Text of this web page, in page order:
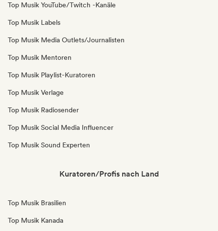
Top Musik YouTube/Twitch -Kanäle
Top Musik Labels
Top Musik Media Outlets/Journalisten
Top Musik Mentoren
Top Musik Playlist-Kuratoren
Top Musik Verlage
Top Musik Radiosender
Top Musik Social Media Influencer
Top Musik Sound Experten
Kuratoren/Profis nach Land
Top Musik Brasilien
Top Musik Kanada